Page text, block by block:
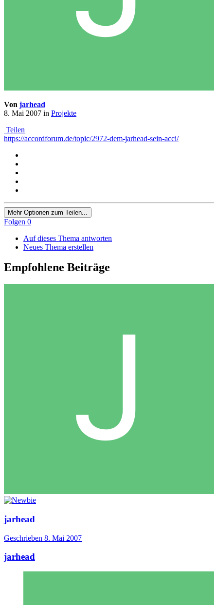
Von jarhead
8. Mai 2007 in Projekte
Teilen
https://accordforum.de/topic/2972-dem-jarhead-sein-acci/
Mehr Optionen zum Teilen...
Folgen 0
Auf dieses Thema antworten
Neues Thema erstellen
Empfohlene Beiträge
jarhead
Geschrieben 8. Mai 2007
jarhead